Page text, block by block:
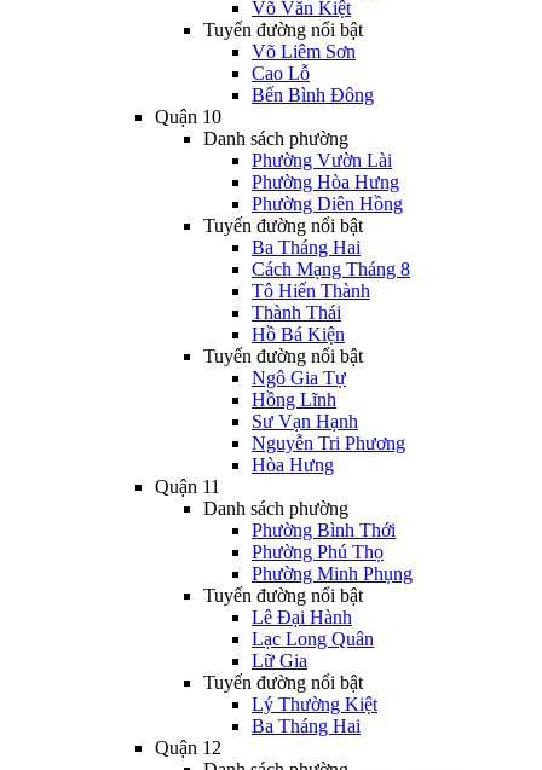
Võ Văn Kiệt
Tuyến đường nổi bật
Võ Liêm Sơn
Cao Lỗ
Bến Bình Đông
Quận 10
Danh sách phường
Phường Vườn Lài
Phường Hòa Hưng
Phường Diên Hồng
Tuyến đường nổi bật
Ba Tháng Hai
Cách Mạng Tháng 8
Tô Hiến Thành
Thành Thái
Hồ Bá Kiện
Tuyến đường nổi bật
Ngô Gia Tự
Hồng Lĩnh
Sư Vạn Hạnh
Nguyễn Tri Phương
Hòa Hưng
Quận 11
Danh sách phường
Phường Bình Thới
Phường Phú Thọ
Phường Minh Phụng
Tuyến đường nổi bật
Lê Đại Hành
Lạc Long Quân
Lữ Gia
Tuyến đường nổi bật
Lý Thường Kiệt
Ba Tháng Hai
Quận 12